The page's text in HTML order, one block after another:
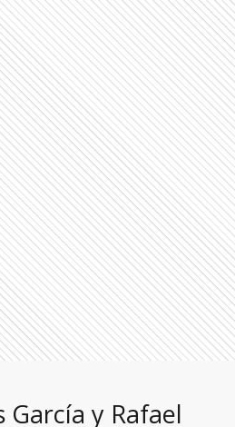
García y Rafael